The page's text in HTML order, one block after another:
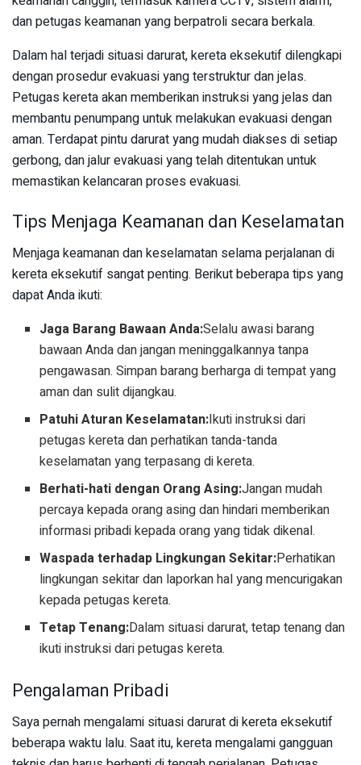
dan petugas keamanan yang berpatroli secara berkala.
Dalam hal terjadi situasi darurat, kereta eksekutif dilengkapi
dengan prosedur evakuasi yang terstruktur dan jelas.
Petugas kereta akan memberikan instruksi yang jelas dan
membantu penumpang untuk melakukan evakuasi dengan
aman. Terdapat pintu darurat yang mudah diakses di setiap
gerbong, dan jalur evakuasi yang telah ditentukan untuk
memastikan kelancaran proses evakuasi.
Tips Menjaga Keamanan dan Keselamatan
Menjaga keamanan dan keselamatan selama perjalanan di
kereta eksekutif sangat penting. Berikut beberapa tips yang
dapat Anda ikuti:
Jaga Barang Bawaan Anda:Selalu awasi barang
bawaan Anda dan jangan meninggalkannya tanpa
pengawasan. Simpan barang berharga di tempat yang
aman dan sulit dijangkau.
Patuhi Aturan Keselamatan:Ikuti instruksi dari
petugas kereta dan perhatikan tanda-tanda
keselamatan yang terpasang di kereta.
Berhati-hati dengan Orang Asing:Jangan mudah
percaya kepada orang asing dan hindari memberikan
informasi pribadi kepada orang yang tidak dikenal.
Waspada terhadap Lingkungan Sekitar:Perhatikan
lingkungan sekitar dan laporkan hal yang mencurigakan
kepada petugas kereta.
Tetap Tenang:Dalam situasi darurat, tetap tenang dan
ikuti instruksi dari petugas kereta.
Pengalaman Pribadi
Saya pernah mengalami situasi darurat di kereta eksekutif
beberapa waktu lalu. Saat itu, kereta mengalami gangguan